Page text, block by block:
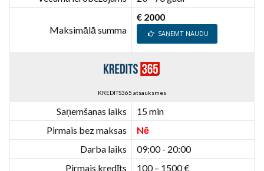
Maksimālā summa
€ 2000
SAŅEMT NAUDU
KREDITS365 atsauksmes
Saņemšanas laiks
15 min
Pirmais bez maksas
Nē
Darba laiks
09:00 - 20:00
Pirmais kredīts
100 – 1500 €